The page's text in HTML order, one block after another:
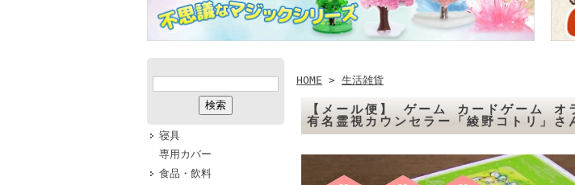
寝具
専用カバー
食品・飲料
HOME > 生活雑貨
【メール便】 ゲーム カードゲーム
有名霊視カウンセラー「綾野コトリ」さ